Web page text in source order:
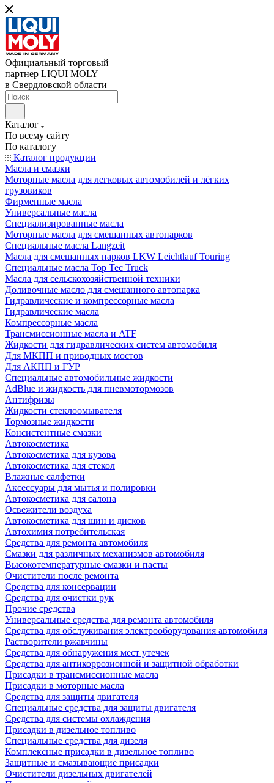
Официальный торговый
партнер LIQUI MOLY
в Свердловской области
Каталог
По всему сайту
По каталогу
Каталог продукции
Масла и смазки
Моторные масла для легковых автомобилей и лёгких
грузовиков
Фирменные масла
Универсальные масла
Специализированные масла
Моторные масла для смешанных автопарков
Специальные масла Langzeit
Масла для смешанных парков LKW Leichtlauf Touring
Специальные масла Top Tec Truck
Масла для сельскохозяйственной техники
Доливочные масло для смешанного автопарка
Гидравлические и компрессорные масла
Гидравлические масла
Компрессорные масла
Трансмиссионные масла и ATF
Жидкости для гидравлических систем автомобиля
Для МКПП и приводных мостов
Для АКПП и ГУР
Специальные автомобильные жидкости
AdBlue и жидкость для пневмотормозов
Антифризы
Жидкости стеклоомывателя
Тормозные жидкости
Консистентные смазки
Автокосметика
Автокосметика для кузова
Автокосметика для стекол
Влажные салфетки
Аксессуары для мытья и полировки
Автокосметика для салона
Освежители воздуха
Автокосметика для шин и дисков
Автохимия потребительская
Средства для ремонта автомобиля
Смазки для различных механизмов автомобиля
Высокотемпературные смазки и пасты
Очистители после ремонта
Средства для консервации
Средства для очистки рук
Прочие средства
Универсальные средства для ремонта автомобиля
Средства для обслуживания электрооборудования автомобиля
Растворители ржавчины
Средства для обнаружения мест утечек
Средства для антикоррозионной и защитной обработки
Присадки в трансмиссионные масла
Присадки в моторные масла
Средства для защиты двигателя
Специальныe средства для защиты двигателя
Средства для системы охлаждения
Присадки в дизельное топливо
Спeциальные средства для дизеля
Комплексные присадки в дизельное топливо
Защитные и смазывающие присадки
Очистители дизельных двигателей